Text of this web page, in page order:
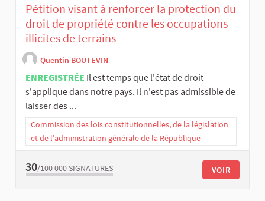
Pétition visant à renforcer la protection du
droit de propriété contre les occupations
illicites de terrains
Quentin BOUTEVIN
ENREGISTRÉE Il est temps que l'état de droit
s'applique dans notre pays. Il n'est pas admissible de
laisser des ...
Commission des lois constitutionnelles, de la législation
et de l’administration générale de la République
30/100 000 SIGNATURES VOIR